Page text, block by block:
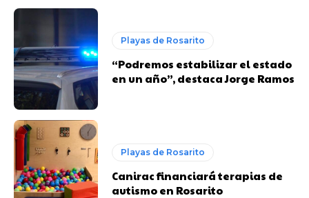
Playas de Rosarito
“Podremos estabilizar el estado
en un año”, destaca Jorge Ramos
Playas de Rosarito
Canirac financiará terapias de
autismo en Rosarito